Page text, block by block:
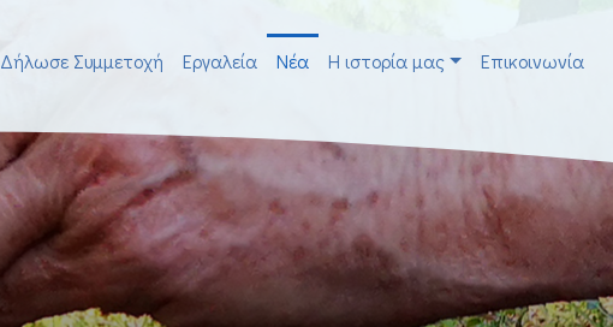
Δήλωσε Συμμετοχή Εργαλεία Νέα H ιστορία μας Επικοινωνία